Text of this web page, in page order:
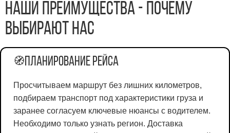
Наши преимущества - почему
выбирают нас
🧭Планирование рейса
Просчитываем маршрут без лишних километров,
подбираем транспорт под характеристики груза и
заранее согласуем ключевые нюансы с водителем.
Необходимо только узнать регион. Доставка